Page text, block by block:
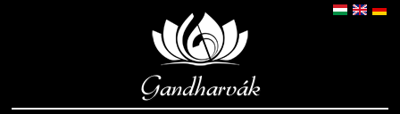
Gandharvák